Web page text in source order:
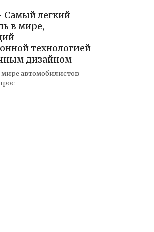
легкий
в мире,
технологией
дизайном
мире автомобилистов